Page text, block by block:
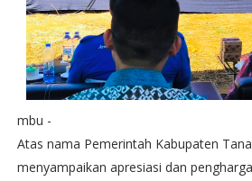
mbu -
Atas nama Pemerintah Kabupaten
menyampaikan apresiasi dan